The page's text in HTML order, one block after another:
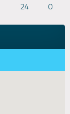
24 0